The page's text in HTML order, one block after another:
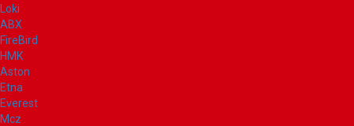
Loki
ABX
FireBird
НМК
Aston
Etna
Everest
Mcz